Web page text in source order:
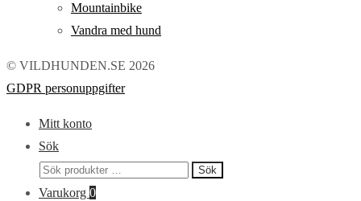
Mountainbike
Vandra med hund
© VILDHUNDEN.SE 2026
GDPR personuppgifter
Mitt konto
Sök
Sök
efter:
Sök
Varukorg 0